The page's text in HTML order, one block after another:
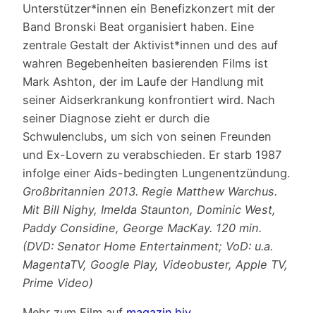
Unterstützer*innen ein Benefizkonzert mit der
Band Bronski Beat organisiert haben. Eine
zentrale Gestalt der Aktivist*innen und des auf
wahren Begebenheiten basierenden Films ist
Mark Ashton, der im Laufe der Handlung mit
seiner Aidserkrankung konfrontiert wird. Nach
seiner Diagnose zieht er durch die
Schwulenclubs, um sich von seinen Freunden
und Ex-Lovern zu verabschieden. Er starb 1987
infolge einer Aids-bedingten Lungenentzündung.
Großbritannien 2013. Regie Matthew Warchus.
Mit Bill Nighy, Imelda Staunton, Dominic West,
Paddy Considine, George MacKay. 120 min.
(DVD: Senator Home Entertainment; VoD: u.a.
MagentaTV, Google Play, Videobuster, Apple TV,
Prime Video)